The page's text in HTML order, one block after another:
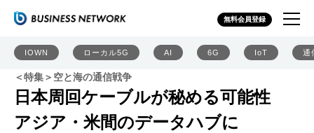
無料会員登録
IOWN ローカル5G AI 6G IoT 通
＜特集＞空と海の通信戦争
日本周回ケーブルが秘める可能性
アジア・米間のデータハブに